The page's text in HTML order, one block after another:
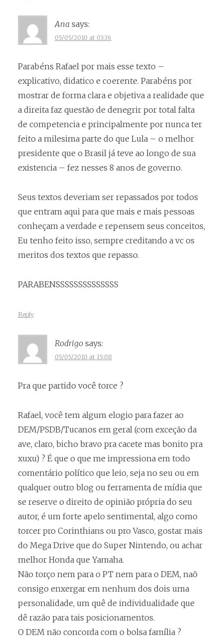
Ana says:
05/05/2010 at 03:36
Parabéns Rafael por mais esse texto –
explicativo, didatico e coerente. Parabéns por
mostrar de forma clara e objetiva a realidade que
a direita faz questão de denegrir por total falta
de competencia e principalmente por nunca ter
feito a milesima parte do que Lula – o melhor
presidente que o Brasil já teve ao longo de sua
existencia – fez nesses 8 anos de governo.
Seus textos deveriam ser repassados por todos
que entram aqui para que mais e mais pessoas
conheçam a verdade e repensem seus conceitos,
Eu tenho feito isso, sempre creditando a vc os
meritos dos textos que repasso.
PARABENSSSSSSSSSSSSSS
Reply
Rodrigo says:
05/05/2010 at 15:08
Pra que partido você torce ?
Rafael, você tem algum elogio para fazer ao
DEM/PSDB/Tucanos em geral (com exceção da
ave, claro, bicho bravo pra cacete mas bonito pra
xuxu) ? É que o que me impressiona em todo
comentário político que leio, seja no seu ou em
qualquer outro blog ou ferramenta de mídia que
se reserve o direito de opinião própria do seu
autor, é um forte apelo sentimental, algo como
torcer pro Corinthians ou pro Vasco, gostar mais
do Mega Drive que do Super Nintendo, ou achar
melhor Honda que Yamaha.
Não torço nem para o PT nem para o DEM, naõ
consigo enxergar em nenhum dos dois uma
personalidade, um quê de individualidade que
dê razão para tais posicionamentos.
O DEM não concorda com o bolsa família ?